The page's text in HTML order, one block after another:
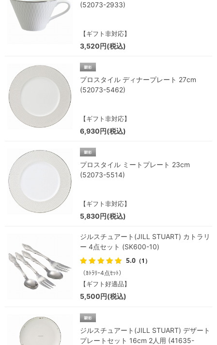
(52073-2933)
【ギフト非対応】
3,520円(税込)
プロスタイル ディナープレート 27cm
(52073-5462)
【ギフト非対応】
6,930円(税込)
プロスタイル ミートプレート 23cm
(52073-5514)
【ギフト非対応】
5,830円(税込)
ジルスチュアート(JILL STUART) カトラリ
ー 4点セット (SK600-10)
5.0 （1）
（ｶﾄﾗﾘｰ4点ｾｯﾄ）
【ギフト好適品】
5,500円(税込)
ジルスチュアート(JILL STUART) デザート
プレートセット 16cm 2人用 (41635-